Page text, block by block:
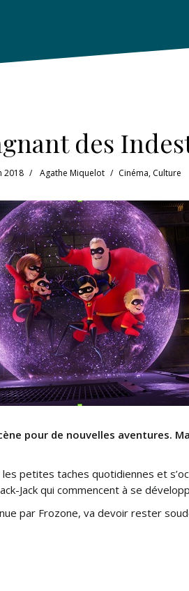
des
2018 Agathe Miquelot Cinéma, Culture
pour de nouvelles aventures.
petites taches quotidiennes et
Jack qui commencent à se
par Frozone, va devoir rester